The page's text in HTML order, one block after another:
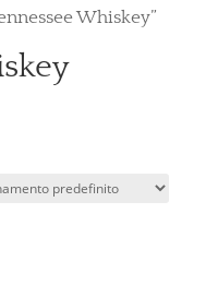
Whiskey”